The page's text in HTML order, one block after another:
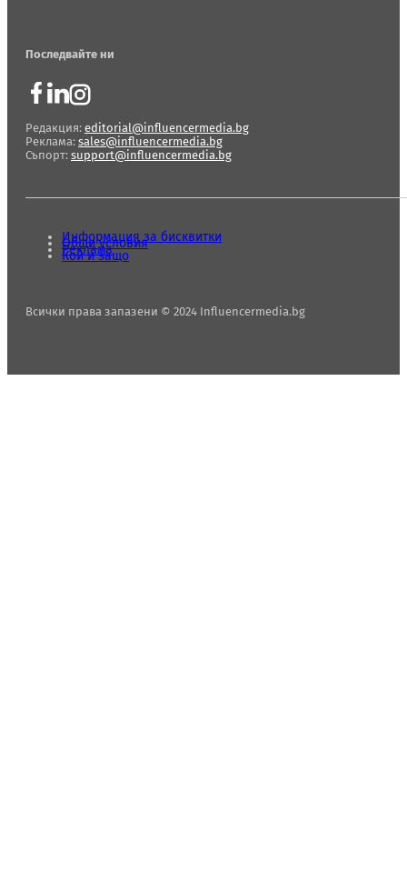
Последвайте ни
Редакция: editorial@influencermedia.bg
Реклама: sales@influencermedia.bg
Съпорт: support@influencermedia.bg
Всички права запазени © 2024 Influencermedia.bg
Информация за бисквитки
Общи условия
Реклама
Кой и защо